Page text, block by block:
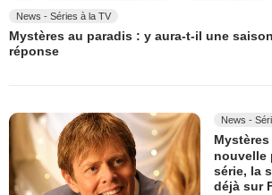
News - Séries à la TV
Mystères au paradis : y aura-t-il une
réponse
News -
nouvelle
série, la
déjà sur